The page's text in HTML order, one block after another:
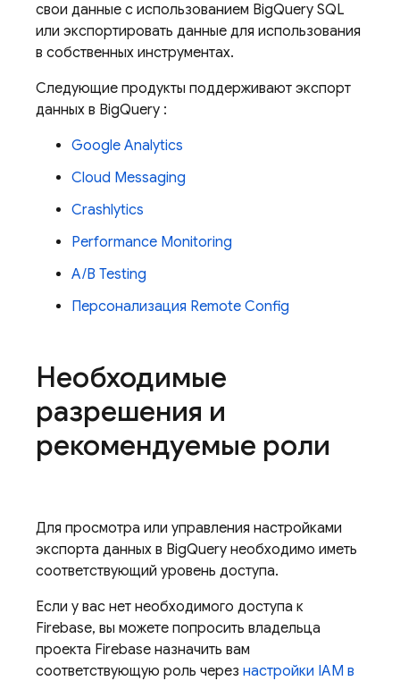
свои данные с использованием BigQuery SQL
или экспортировать данные для использования
в собственных инструментах.
Следующие продукты поддерживают экспорт
данных в BigQuery :
Google Analytics
Cloud Messaging
Crashlytics
Performance Monitoring
A/B Testing
Персонализация Remote Config
Необходимые
разрешения и
рекомендуемые роли
Для просмотра или управления настройками
экспорта данных в BigQuery необходимо иметь
соответствующий уровень доступа.
Если у вас нет необходимого доступа к
Firebase, вы можете попросить владельца
проекта Firebase назначить вам
соответствующую роль через настройки IAM в